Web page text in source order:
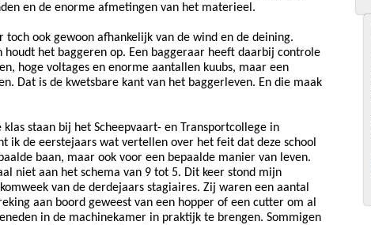
en de enorme afmetingen van het materieel.
ook gewoon afhankelijk van de wind en de deining.
houdt het baggeren op. Een baggeraar heeft daarbij controle
hoge voltages en enorme aantallen kuubs, maar een
Dat is de kwetsbare kant van het baggerleven. En die maak
staan bij het Scheepvaart- en Transportcollege in
ik de eerstejaars wat vertellen over het feit dat deze school
baan, maar ook voor een bepaalde manier van leven.
niet aan het schema van 9 tot 5. Dit keer stond mijn
van de derdejaars stagiaires. Zij waren een aantal
aan boord geweest van een hopper of een cutter om al
in de machinekamer in praktijk te brengen. Sommigen